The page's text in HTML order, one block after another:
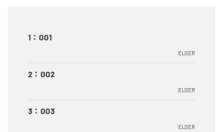
1 ： 001
ELSER
2 ： 002
ELSER
3 ： 003
ELSER